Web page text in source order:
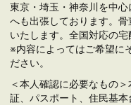
東京・埼玉・神奈川を中
へも出張しております。
いたします。全国対応の宅
※内容によってはご希望に
ださい。
＜本人確認に必要なもの
証、パスポート、住民基